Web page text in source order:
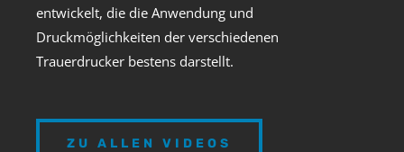
entwickelt, die die Anwendung und
Druckmöglichkeiten der verschiedenen
Trauerdrucker bestens darstellt.
ZU ALLEN VIDEOS